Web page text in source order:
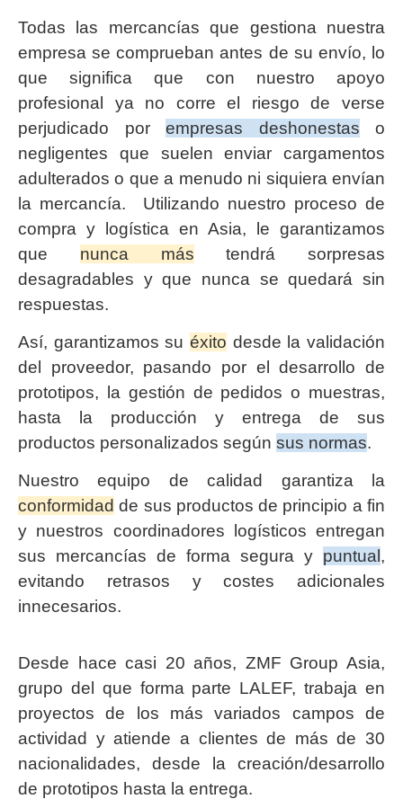
Todas las mercancías que gestiona nuestra
empresa se comprueban antes de su envío, lo
que significa que con nuestro apoyo
profesional ya no corre el riesgo de verse
perjudicado por empresas deshonestas o
negligentes que suelen enviar cargamentos
adulterados o que a menudo ni siquiera envían
la mercancía. Utilizando nuestro proceso de
compra y logística en Asia, le garantizamos
que nunca más tendrá sorpresas
desagradables y que nunca se quedará sin
respuestas.
Así, garantizamos su éxito desde la validación
del proveedor, pasando por el desarrollo de
prototipos, la gestión de pedidos o muestras,
hasta la producción y entrega de sus
productos personalizados según sus normas.
Nuestro equipo de calidad garantiza la
conformidad de sus productos de principio a fin
y nuestros coordinadores logísticos entregan
sus mercancías de forma segura y puntual ,
evitando retrasos y costes adicionales
innecesarios.
Desde hace casi 20 años, ZMF Group Asia,
grupo del que forma parte LALEF, trabaja en
proyectos de los más variados campos de
actividad y atiende a clientes de más de 30
nacionalidades, desde la creación/desarrollo
de prototipos hasta la entrega.